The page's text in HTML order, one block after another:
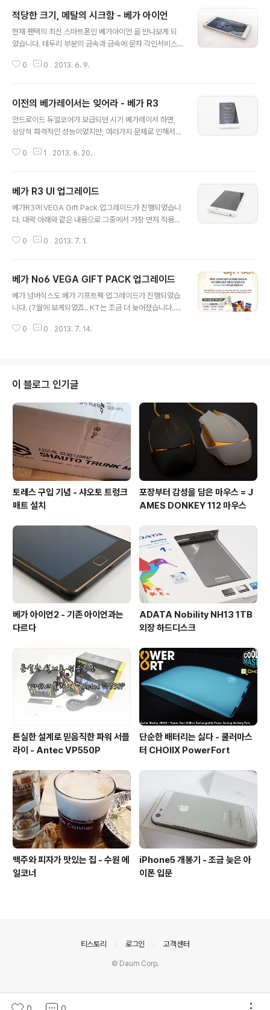
적당한 크기, 메탈의 시크함 - 베가 아이언
현재 팬택의 최신 스마트폰인 베가아이언 을 만나보게 되
었습니다. 테두리 부분의 금속과 금속에 문자 각인서비스
폰인데요. 벌써 베가 계열만 세대째(오래된 베가레이서1 도
다. 그럼 이제 하나씩 살펴보도록 하겠습니다. 여느 폰들처
럼 상단에 이어폰 삽입을 위한 연결부와, 하단에 충전 및 데
이터 케이블을 연결하기 위한 연결부가 있습니다. 베가레
어느순간 팬택도 아래쪽에 다 위치를 시키고 있습니다. 볼
0 0 2013. 6. 9.
이전의 베가레이서는 잊어라 - 베가 R3
안드로이드 듀얼코어가 보급되던 시기 베가레이서 하면,
상당히 파격적인 성능이었지만, 여러가지 문제로 인해서
다. 그렇게 베가레이서2를 거쳐 나온 베가 R3 확실히 커진
가 모델이었다는것 뿐이었지만...) 우여곡절끝에 베가넘버
식스, 베가아이언에 이어 만져보게된 베가 R3 5.3인치라
는 절대 작지 않은 화면크기를 가진 이 제품을 간단하게 살
다. 개인적으로 상당히 비효율적입니다. 이미 구매한 고객
0 1 2013. 6. 20.
베가 R3 UI 업그레이드
베가R3에 VEGA Gift Pack 업그레이드가 진행되었습니
다. 대략 아래와 같은 내용으로 그중에서 가장 먼저 적용된
파악이 쉬우실듯 합니다.(출처는 베가 홈페이지 입니다.)
일단 기대선상에서 제외 되었었습니다...) 그리고 업무로 바
빠서 조금 늦어진 사용기를 이제서야 작성하게 되었습니
다. 이렇게 총 5가지의 하단 터치메뉴를 고를 수 있습니다.
뉴버튼을 누르고 홈 설정을 누르면 하단 바 타입 / 하단 바
0 0 2013. 7. 1.
베가 No6 VEGA GIFT PACK 업그레이드
베가 넘버식스도 베가 기프트팩 업그레이드가 진행되었습
니다. (7월에 보게되었죠.. KT는 조금 더 늦어졌습니다..)
즈의 가장큰 화면을 가진 베가넘버식스에서 활용이 가능해
축해제 및 설치 쪽은 너무빨리 지나가서 미처 캡쳐도 제때
못했습니다. 처음부팅하면 심플 홈 / T간편모드 / VEGA
홈 중에 어떤것을 사용할지 물어봅니다. 업데이트 하자마
자 뜨는 화면캡쳐 관련 팁! (이번 베가 기프트팩 업그레이드
인한 변경중 하나인 상단 인디케이터 및 하단 터치바를 제
외하고 캡쳐할 수 있는 기능이..
0 0 2013. 7. 14.
이 블로그 인기글
토레스 구입 기념 - 샤오토 트렁크
매트 설치
포장부터 감성을 담은 마우스 = J
AMES DONKEY 112 마우스
베가 아이언2 - 기존 아이언과는
다르다
ADATA Nobility NH13 1TB
외장 하드디스크
튼실한 설계로 믿음직한 파워 서플
라이 - Antec VP550P
단순한 배터리는 싫다 - 쿨러마스
터 CHOIIX PowerFort
맥주와 피자가 맛있는 집 - 수원 에
일코너
iPhone5 개봉기 - 조금 늦은 아
이폰 입문
티스토리 로그인 고객센터
© Daum Corp.